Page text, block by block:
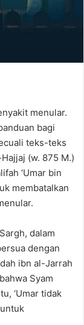
menular.
bagi
teks-teks
(w. 875 M.)
‘Umar bin
membatalkan
dalam
dengan
ibn al-Jarrah
Syam
‘Umar tidak